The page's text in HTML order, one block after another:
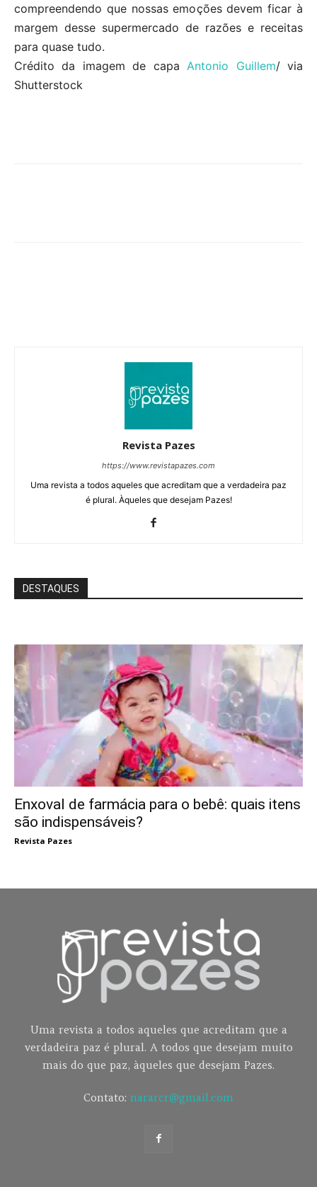
compreendendo que nossas emoções devem ficar à
margem desse supermercado de razões e receitas
para quase tudo.
Crédito da imagem de capa Antonio Guillem/ via
Shutterstock
Revista Pazes
https://www.revistapazes.com
Uma revista a todos aqueles que acreditam que a verdadeira paz
é plural. Àqueles que desejam Pazes!
DESTAQUES
Enxoval de farmácia para o bebê: quais itens
são indispensáveis?
Revista Pazes
Uma revista a todos aqueles que acreditam que a
verdadeira paz é plural. A todos que desejam muito
mais do que paz, àqueles que desejam Pazes.
Contato: nararcr@gmail.com